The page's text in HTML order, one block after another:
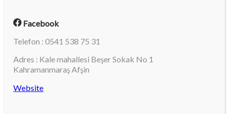
Facebook
Telefon : 0541 538 75 31
Adres : Kale mahallesi Beşer Sokak No 1
Kahramanmaraş Afşin
Website